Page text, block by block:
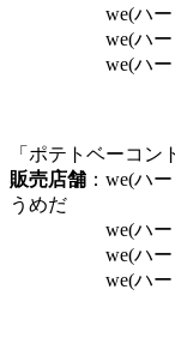
we(ハート
we(ハート
we(ハート
「ポテトベーコン
販売店舗 ：we(ハ
うめだ
we(ハート
we(ハート
we(ハート